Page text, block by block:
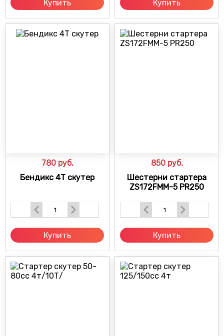
Купить Купить
780 руб.
Бендикс 4T скутер
Купить
850 руб.
Шестерни стартера
ZS172FMM-5 PR250
Купить